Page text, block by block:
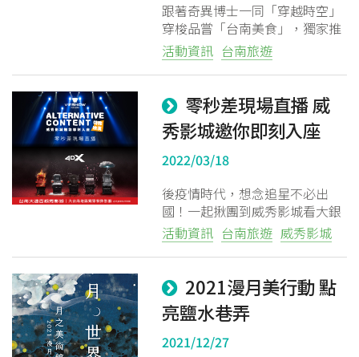
跟著奇異博士一同「穿越時空」
穿梭品嘗「台南美食」，獨家推
出 首日限定特別場 雙人套票
組！
活動資訊 台南旅遊
零秒差現場直播 威
秀影城邀你即刻入座
2022/03/18
後疫情時代，想念追星不必出
國！一起揪團到威秀影城看大銀
幕現場直播，零秒差同步應援妳/
你的最愛！
活動資訊 台南旅遊 威秀影城
2021漫月美行動 點
亮鹽水巷弄
2021/12/27